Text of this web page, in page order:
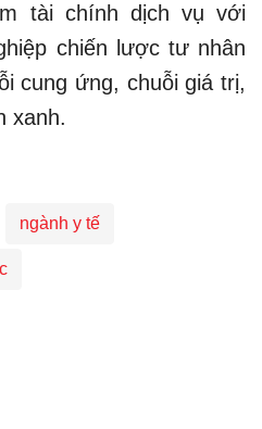
tài chính dịch vụ với
chiến lược tư nhân
cung ứng, chuỗi giá trị,
xanh.​
ngành y tế